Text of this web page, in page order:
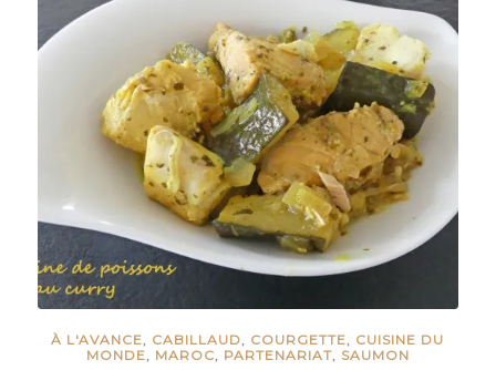
À L'AVANCE, CABILLAUD, COURGETTE, CUISINE DU
MONDE, MAROC, PARTENARIAT, SAUMON